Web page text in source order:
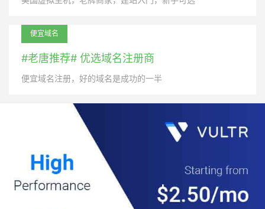
便宜域名
#老唐推荐# 优选域名注册商
便宜域名注册，好的域名是成功的一半